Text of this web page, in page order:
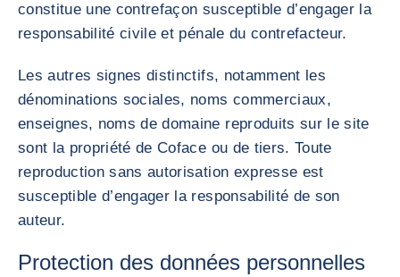
constitue une contrefaçon susceptible d’engager la
responsabilité civile et pénale du contrefacteur.
Les autres signes distinctifs, notamment les
dénominations sociales, noms commerciaux,
enseignes, noms de domaine reproduits sur le site
sont la propriété de Coface ou de tiers. Toute
reproduction sans autorisation expresse est
susceptible d’engager la responsabilité de son
auteur.
Protection des données personnelles